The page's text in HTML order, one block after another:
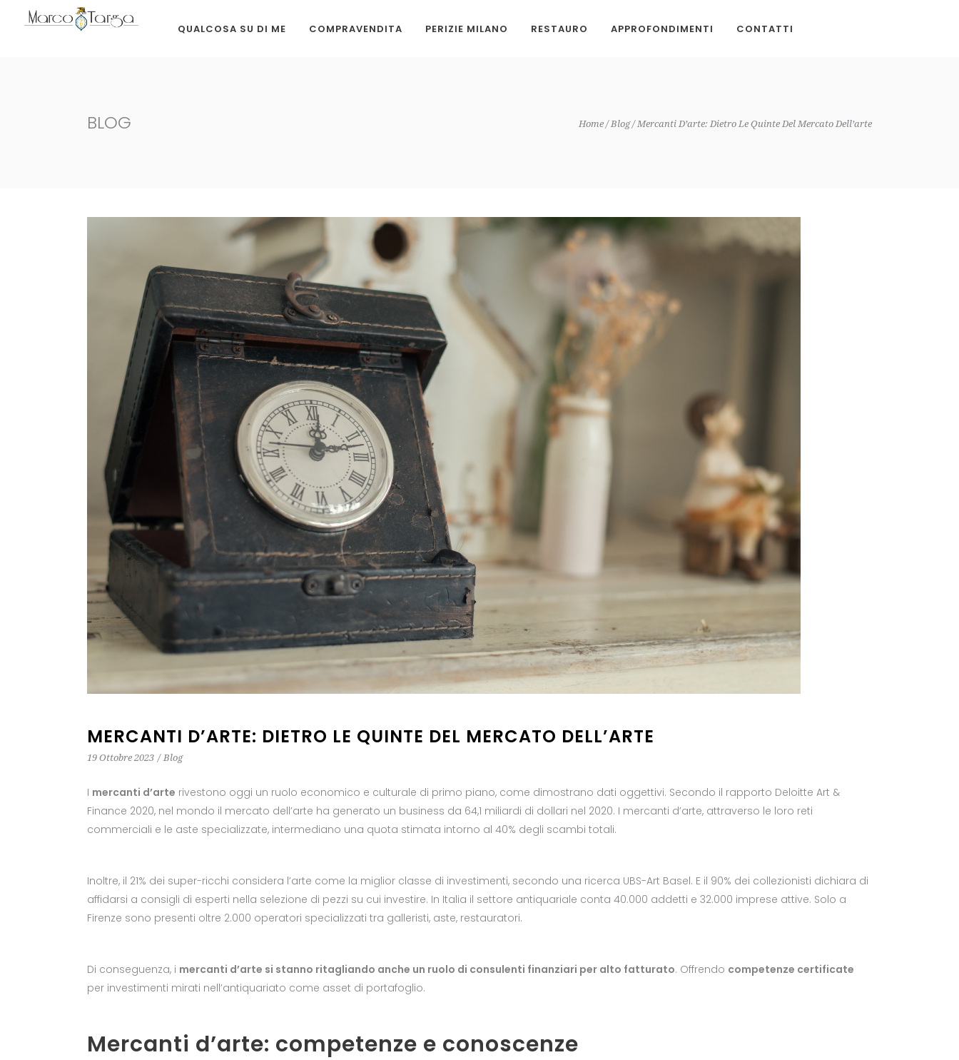
QUALCOSA SU DI ME COMPRAVENDITA PERIZIE MILANO RESTAURO APPROFONDIMENTI CONTATTI
BLOG Home Blog Mercanti D’arte: Dietro Le Quinte Del Mercato Dell’arte
MERCANTI D’ARTE: DIETRO LE QUINTE DEL MERCATO DELL’ARTE
19 Ottobre 2023 Blog
I mercanti d’arte rivestono oggi un ruolo economico e culturale di primo piano, come dimostrano dati oggettivi. Secondo il rapporto Deloitte Art &
Finance 2020, nel mondo il mercato dell’arte ha generato un business da 64,1 miliardi di dollari nel 2020. I mercanti d’arte, attraverso le loro reti
commerciali e le aste specializzate, intermediano una quota stimata intorno al 40% degli scambi totali.
Inoltre, il 21% dei super-ricchi considera l’arte come la miglior classe di investimenti, secondo una ricerca UBS-Art Basel. E il 90% dei collezionisti dichiara di
affidarsi a consigli di esperti nella selezione di pezzi su cui investire. In Italia il settore antiquariale conta 40.000 addetti e 32.000 imprese attive. Solo a
Firenze sono presenti oltre 2.000 operatori specializzati tra galleristi, aste, restauratori.
Di conseguenza, i mercanti d’arte si stanno ritagliando anche un ruolo di consulenti finanziari per alto fatturato. Offrendo competenze certificate
per investimenti mirati nell’antiquariato come asset di portafoglio.
Mercanti d’arte: competenze e conoscenze